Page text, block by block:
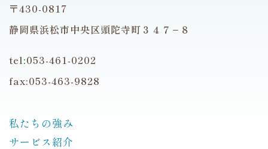
〒430-0817
静岡県浜松市中央区頭陀寺町３４７−８
tel:053-461-0202
fax:053-463-9828
私たちの強み
サービス紹介